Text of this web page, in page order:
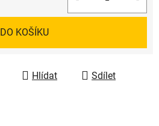
DO KOŠÍKU
Hlídat Sdílet